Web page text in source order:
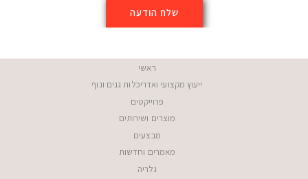
ראשי
ייעוץ מקצועי ואדריכלות גנים ונוף
פרוייקטים
מוצרים ושירותים
מבצעים
מאמרים וחדשות
גלריה